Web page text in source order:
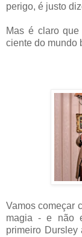
perigo, é justo
Mas é claro
ciente do mundo
Vamos começar
magia - e não
primeiro